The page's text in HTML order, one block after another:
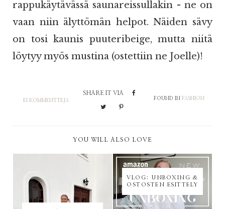
rappukäytävässä saunareissullakin - ne on
vaan niin älyttömän helpot. Näiden sävy
on tosi kaunis puuteribeige, mutta niitä
löytyy myös mustina (ostettiin ne Joelle)!
EI KOMMENTTEJA
SHARE IT VIA
FOUND IN FASHION
YOU WILL ALSO LOVE
VLOG: UNBOXING &
OSTOSTEN ESITTELY